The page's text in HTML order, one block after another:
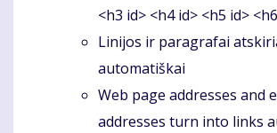
<h3 id> <h4 id> <h5 id>
Linijos ir paragrafai
automatiškai
Web page addresses and
addresses turn into links